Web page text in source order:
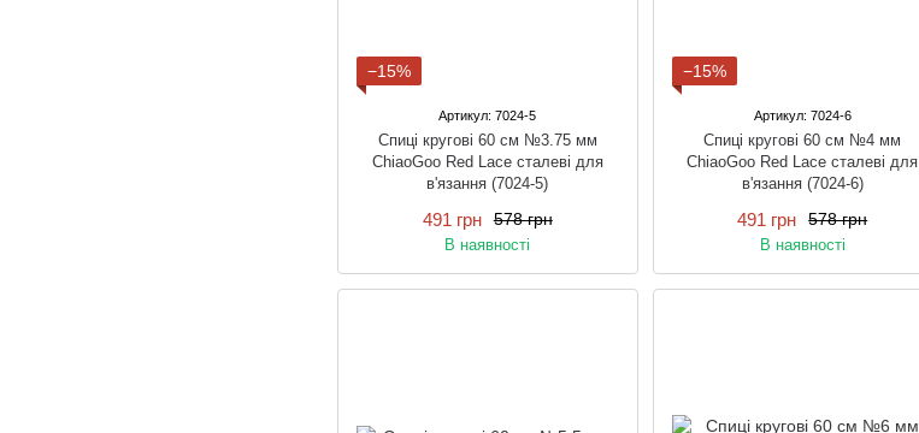
−15%
Артикул: 7024-5
Спиці кругові 60 см №3.75 мм
ChiaoGoo Red Lace сталеві для
в'язання (7024-5)
578 грн
491 грн
В наявності
−15%
Артикул: 7024-6
Спиці кругові 60 см №4 мм
ChiaoGoo Red Lace сталеві для
в'язання (7024-6)
578 грн
491 грн
В наявності